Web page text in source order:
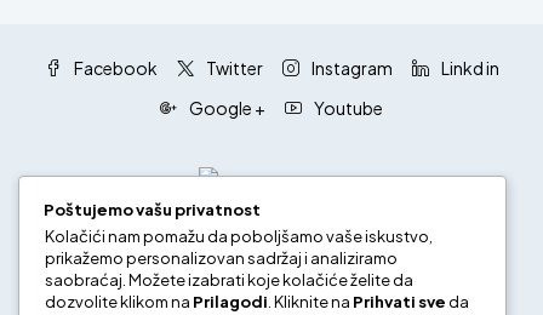
Facebook Twitter Instagram
Linkd in
Google +
Youtube
Pravila i uslovi korišćenja Politika privatnosti
Poštujemo vašu privatnost
Kolačići nam pomažu da poboljšamo vaše iskustvo,
prikažemo personalizovan sadržaj i analiziramo
saobraćaj. Možete izabrati koje kolačiće želite da
dozvolite klikom na Prilagodi . Kliknite na Prihvati sve da